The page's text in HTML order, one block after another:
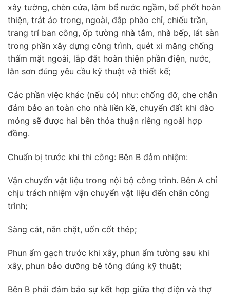
xây tường, chèn cửa, làm bể nước ngầm, bể phốt hoàn
thiện, trát áo trong, ngoài, đắp phào chỉ, chiếu trần,
trang trí ban công, ốp tường nhà tắm, nhà bếp, lát sàn
trong phần xây dựng công trình, quét xi măng chống
thấm mặt ngoài, lắp đặt hoàn thiện phần điện, nước,
lăn sơn đúng yêu cầu kỹ thuật và thiết kế;
Các phần việc khác (nếu có) như: chống đỡ, che chắn
đảm bảo an toàn cho nhà liền kề, chuyển đất khi đào
móng sẽ được hai bên thỏa thuận riêng ngoài hợp
đồng.
Chuẩn bị trước khi thi công: Bên B đảm nhiệm:
Vận chuyển vật liệu trong nội bộ công trình. Bên A chỉ
chịu trách nhiệm vận chuyển vật liệu đến chân công
trình;
Sàng cát, nắn chặt, uốn cốt thép;
Phun ẩm gạch trước khi xây, phun ẩm tường sau khi
xây, phun bảo dưỡng bê tông đúng kỹ thuật;
Bên B phải đảm bảo sự kết hợp giữa thợ điện và thợ